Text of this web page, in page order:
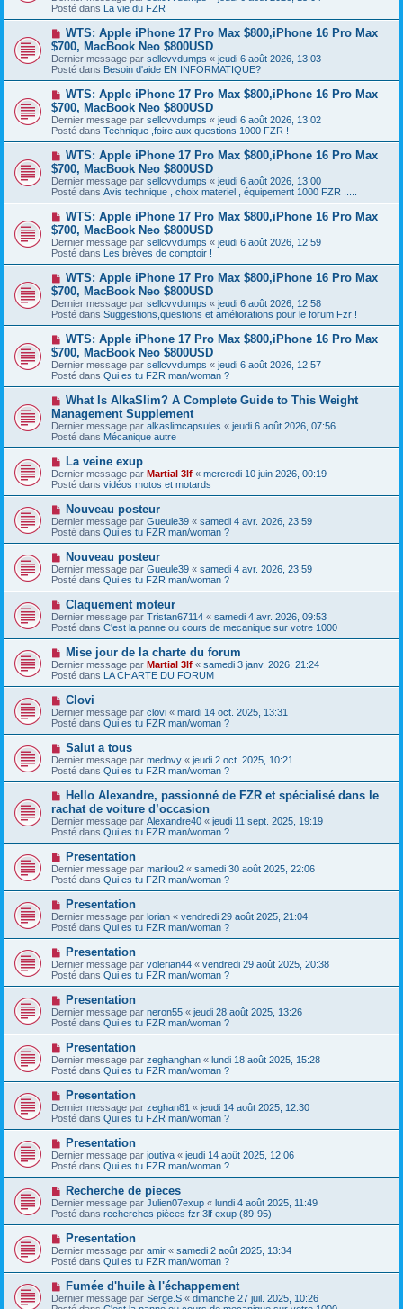
s
a
g
e
e
a
u
m
e
s
a
g
e
Posté dans La vie du FZR
N
o
u
v
e
a
u
m
e
s
a
g
e
WTS: Apple iPhone 17 Pro Max $800,iPhone 16 Pro Max
$700, MacBook Neo $800USD
Dernier message par sellcvvdumps « jeudi 6 août 2026, 13:03
Posté dans Besoin d'aide EN INFORMATIQUE?
N
o
u
v
e
a
u
m
e
s
a
g
e
WTS: Apple iPhone 17 Pro Max $800,iPhone 16 Pro Max
$700, MacBook Neo $800USD
Dernier message par sellcvvdumps « jeudi 6 août 2026, 13:02
Posté dans Technique ,foire aux questions 1000 FZR !
N
o
u
v
e
a
u
m
e
s
a
g
e
WTS: Apple iPhone 17 Pro Max $800,iPhone 16 Pro Max
$700, MacBook Neo $800USD
Dernier message par sellcvvdumps « jeudi 6 août 2026, 13:00
Posté dans Avis technique , choix materiel , équipement 1000 FZR .....
N
o
u
v
e
a
u
m
e
s
a
g
e
WTS: Apple iPhone 17 Pro Max $800,iPhone 16 Pro Max
$700, MacBook Neo $800USD
Dernier message par sellcvvdumps « jeudi 6 août 2026, 12:59
Posté dans Les brèves de comptoir !
N
o
u
v
e
a
u
m
e
s
a
g
e
WTS: Apple iPhone 17 Pro Max $800,iPhone 16 Pro Max
$700, MacBook Neo $800USD
Dernier message par sellcvvdumps « jeudi 6 août 2026, 12:58
Posté dans Suggestions,questions et améliorations pour le forum Fzr !
N
o
u
v
e
a
u
m
e
s
a
g
e
WTS: Apple iPhone 17 Pro Max $800,iPhone 16 Pro Max
$700, MacBook Neo $800USD
Dernier message par sellcvvdumps « jeudi 6 août 2026, 12:57
Posté dans Qui es tu FZR man/woman ?
N
u
v
e
a
m
e
s
s
a
g
e
What Is AlkaSlim? A Complete Guide to This Weight
Management Supplement
Dernier message par alkaslimcapsules « jeudi 6 août 2026, 07:56
Posté dans Mécanique autre
N
o
u
v
e
a
u
m
e
s
a
g
e
La veine exup
Dernier message par Martial 3lf « mercredi 10 juin 2026, 00:19
Posté dans vidéos motos et motards
N
o
u
v
e
a
u
m
e
s
s
a
g
e
Nouveau posteur
Dernier message par Gueule39 « samedi 4 avr. 2026, 23:59
Posté dans Qui es tu FZR man/woman ?
N
o
u
v
a
u
m
e
s
a
g
e
Nouveau posteur
Dernier message par Gueule39 « samedi 4 avr. 2026, 23:59
Posté dans Qui es tu FZR man/woman ?
N
o
u
v
e
a
u
m
e
s
s
a
g
e
Claquement moteur
Dernier message par Tristan67114 « samedi 4 avr. 2026, 09:53
Posté dans C'est la panne ou cours de mecanique sur votre 1000
N
o
u
v
a
u
m
e
s
s
a
g
e
Mise jour de la charte du forum
Dernier message par Martial 3lf « samedi 3 janv. 2026, 21:24
Posté dans LA CHARTE DU FORUM
N
o
u
v
e
a
u
m
e
s
a
g
e
Clovi
Dernier message par clovi « mardi 14 oct. 2025, 13:31
Posté dans Qui es tu FZR man/woman ?
N
o
u
v
e
a
u
m
e
s
s
a
g
e
Salut a tous
Dernier message par medovy « jeudi 2 oct. 2025, 10:21
Posté dans Qui es tu FZR man/woman ?
N
u
v
e
a
m
e
s
s
a
g
e
Hello Alexandre, passionné de FZR et spécialisé dans le
rachat de voiture d’occasion
Dernier message par Alexandre40 « jeudi 11 sept. 2025, 19:19
Posté dans Qui es tu FZR man/woman ?
N
o
u
v
e
a
u
m
e
s
a
g
e
Presentation
Dernier message par marilou2 « samedi 30 août 2025, 22:06
Posté dans Qui es tu FZR man/woman ?
N
o
u
v
e
a
u
m
e
s
a
g
e
Presentation
Dernier message par lorian « vendredi 29 août 2025, 21:04
Posté dans Qui es tu FZR man/woman ?
N
o
u
v
e
a
u
m
e
s
a
g
e
Presentation
Dernier message par volerian44 « vendredi 29 août 2025, 20:38
Posté dans Qui es tu FZR man/woman ?
N
o
u
v
e
a
u
m
e
s
a
g
e
Presentation
Dernier message par neron55 « jeudi 28 août 2025, 13:26
Posté dans Qui es tu FZR man/woman ?
N
o
u
v
e
a
u
m
e
s
a
g
e
Presentation
Dernier message par zeghanghan « lundi 18 août 2025, 15:28
Posté dans Qui es tu FZR man/woman ?
N
o
u
v
e
a
u
m
e
s
a
g
e
Presentation
Dernier message par zeghan81 « jeudi 14 août 2025, 12:30
Posté dans Qui es tu FZR man/woman ?
N
o
u
v
e
a
u
m
e
s
a
g
e
Presentation
Dernier message par joutiya « jeudi 14 août 2025, 12:06
Posté dans Qui es tu FZR man/woman ?
N
o
u
v
e
a
u
m
e
s
a
Recherche de pieces
Dernier message par Julien07exup « lundi 4 août 2025, 11:49
Posté dans recherches pièces fzr 3lf exup (89-95)
N
o
u
v
e
a
u
Presentation
Dernier message par amir « samedi 2 août 2025, 13:34
Posté dans Qui es tu FZR man/woman ?
N
o
u
Fumée d'huile à l'échappement
Dernier message par Serge.S « dimanche 27 juil. 2025, 10:26